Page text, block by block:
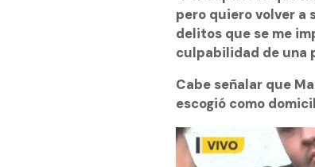
pero quiero volver a
delitos que se me
culpabilidad de una
Cabe señalar que
escogió como